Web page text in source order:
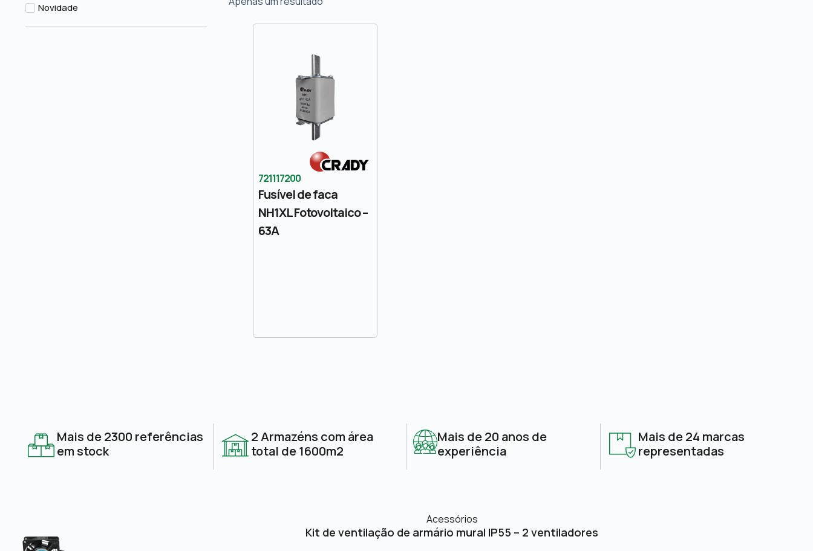
Novidade
721117200
Fusível de faca
NH1XL Fotovoltaico –
63A
Mais de 2300 referências
em stock
2 Armazéns com área
total de 1600m2
Mais de 20 anos de
experiência
Mais de 24 marcas
representadas
Acessórios
Kit de ventilação de armário mural IP55 – 2 ventiladores